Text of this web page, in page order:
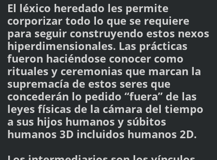
El léxico heredado les permite
corporizar todo lo que se requiere
para seguir construyendo estos nexos
hiperdimensionales. Las prácticas
fueron haciéndose conocer como
rituales y ceremonias que marcan la
supremacía de estos seres que
concederán lo pedido “fuera” de las
leyes físicas de la cámara del tiempo
a sus hijos humanos y súbitos
humanos 3D incluidos humanos 2D.